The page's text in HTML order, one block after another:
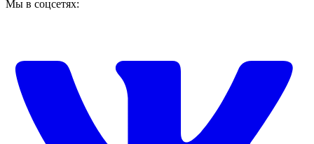
Мы в соцсетях: